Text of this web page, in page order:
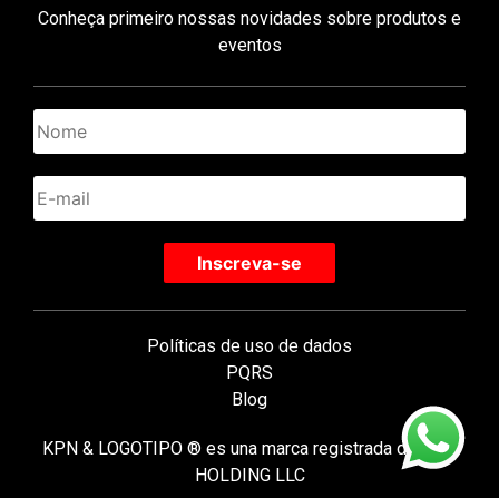
Conheça primeiro nossas novidades sobre produtos e
eventos
Políticas de uso de dados
PQRS
Blog
KPN & LOGOTIPO ® es una marca registrada de KPN
HOLDING LLC